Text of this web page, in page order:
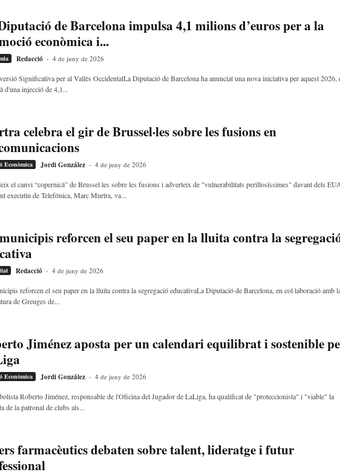
de Barcelona impulsa 4,1 milions d’euros per a la
econòmica i...
Redacció - 4 de juny de 2026
Significativa per al Vallès OccidentalLa Diputació de Barcelona ha anunciat una nova iniciativa per aquest 2026,
d'una injecció de 4,1...
celebra el gir de Brussel·les sobre les fusions en
Econòmica Jordi González - 4 de juny de 2026
el canvi “copernicà” de Brussel·les sobre les fusions i adverteix de "vulnerabilitats perillosíssimes" davant dels
executiu de Telefónica, Marc Murtra, va...
reforcen el seu paper en la lluita contra la
Redacció - 4 de juny de 2026
reforcen el seu paper en la lluita contra la segregació educativaLa Diputació de Barcelona, en col·laboració amb
de Greuges de...
Jiménez aposta per un calendari equilibrat i sostenible
Econòmica Jordi González - 4 de juny de 2026
Roberto Jiménez, responsable de l'Oficina del Jugador de LaLiga, ha qualificat de "proteccionista" i "viable" la
de la patronal de clubs als...
farmacèutics debaten sobre talent, lideratge i futur